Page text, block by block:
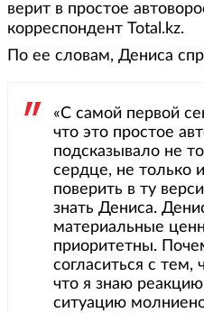
верит в простое
корреспондент Total.kz.
По ее словам, Дениса
«С самой первой
что это простое
подсказывало не
сердце, не только
поверить в ту
знать Дениса.
материальные
приоритетны.
согласиться с
что я знаю
ситуацию